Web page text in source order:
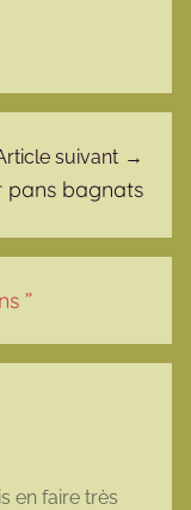
suivant
pans bagnats
”
en faire très